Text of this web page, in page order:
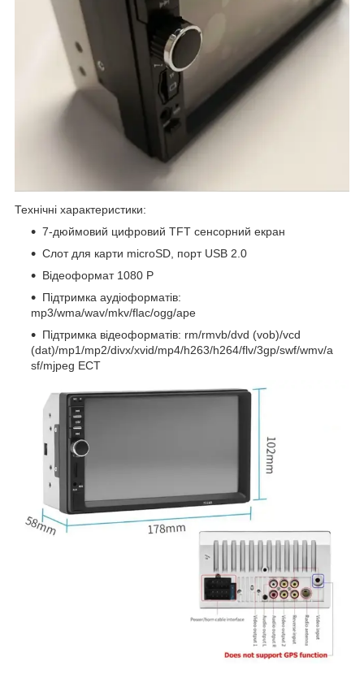
Технічні характеристики:
7-дюймовий цифровий TFT сенсорний екран
Слот для карти microSD, порт USB 2.0
Відеоформат 1080 P
Підтримка аудіоформатів:
mp3/wma/wav/mkv/flac/ogg/ape
Підтримка відеоформатів: rm/rmvb/dvd (vob)/vcd
(dat)/mp1/mp2/divx/xvid/mp4/h263/h264/flv/3gp/swf/wmv/a
sf/mjpeg ЕСТ